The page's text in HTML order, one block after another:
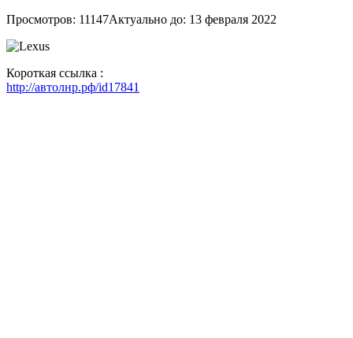
Просмотров: 11147Актуально до: 13 февраля 2022
Короткая ссылка :
http://автолнр.рф/id17841